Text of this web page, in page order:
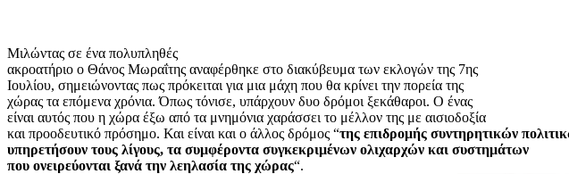
Μιλώντας σε ένα πολυπληθές
ακροατήριο ο Θάνος Μωραΐτης αναφέρθηκε στο διακύβευμα των εκλογών της 7ης
Ιουλίου, σημειώνοντας πως πρόκειται για μια μάχη που θα κρίνει την πορεία της
χώρας τα επόμενα χρόνια. Όπως τόνισε, υπάρχουν δυο δρόμοι ξεκάθαροι. Ο ένας
είναι αυτός που η χώρα έξω από τα μνημόνια χαράσσει το μέλλον της με αισιοδοξία
και προοδευτικό πρόσημο. Και είναι και ο άλλος δρόμος “της επιδρομής συντηρητικών
υπηρετήσουν τους λίγους, τα συμφέροντα συγκεκριμένων ολιχαρχών και συστημάτων
που ονειρεύονται ξανά την λεηλασία της χώρας“.